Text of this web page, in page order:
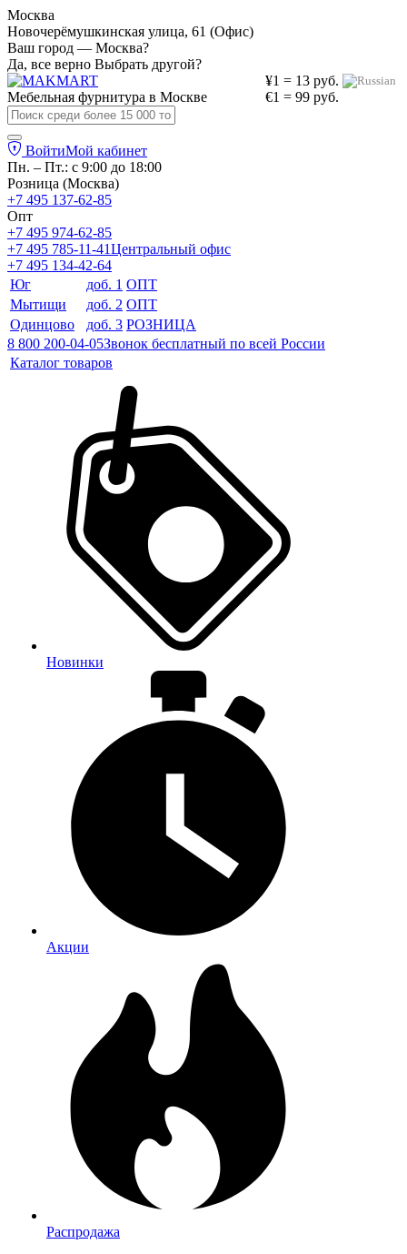
Москва
Новочерёмушкинская улица, 61 (Офис)
Ваш город — Москва?
Да, все верно Выбрать другой?
¥1 = 13 руб.
€1 = 99 руб.
Мебельная фурнитура в Москве
ВойтиМой кабинет
Пн. – Пт.: с 9:00 до 18:00
Розница (Москва)
+7 495 137-62-85
Опт
+7 495 974-62-85
+7 495 785-11-41Центральный офис
+7 495 134-42-64
Юг
доб. 1 ОПТ
Мытищи
доб. 2 ОПТ
Одинцово
доб. 3 РОЗНИЦА
8 800 200-04-05Звонок бесплатный по всей России
Каталог товаров
Новинки
Акции
Распродажа